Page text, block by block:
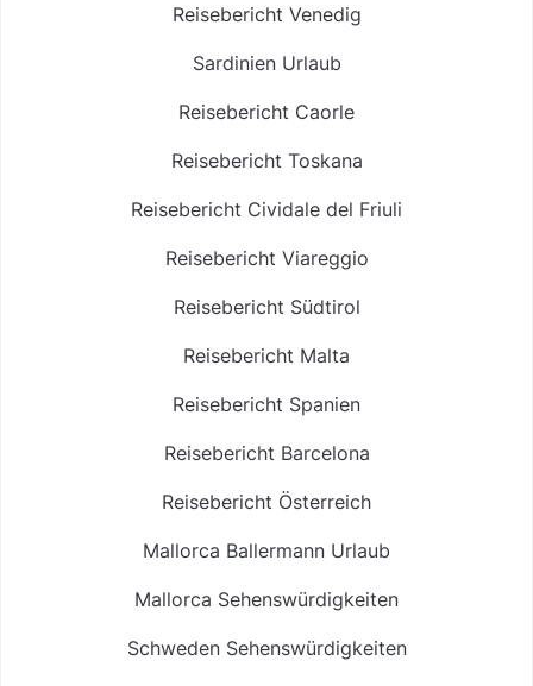
Reisebericht Venedig
Sardinien Urlaub
Reisebericht Caorle
Reisebericht Toskana
Reisebericht Cividale del Friuli
Reisebericht Viareggio
Reisebericht Südtirol
Reisebericht Malta
Reisebericht Spanien
Reisebericht Barcelona
Reisebericht Österreich
Mallorca Ballermann Urlaub
Mallorca Sehenswürdigkeiten
Schweden Sehenswürdigkeiten